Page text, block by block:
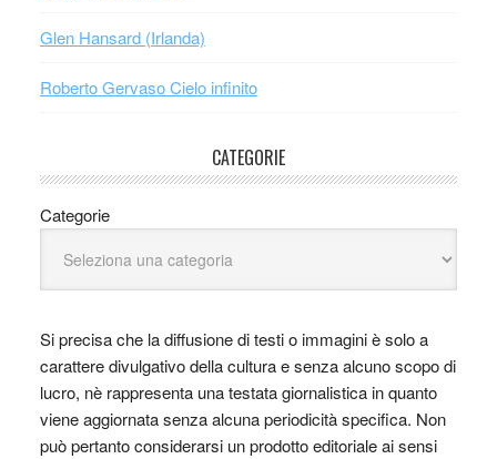
Glen Hansard (Irlanda)
Roberto Gervaso Cielo infinito
CATEGORIE
Categorie
Si precisa che la diffusione di testi o immagini è solo a
carattere divulgativo della cultura e senza alcuno scopo di
lucro, nè rappresenta una testata giornalistica in quanto
viene aggiornata senza alcuna periodicità specifica. Non
può pertanto considerarsi un prodotto editoriale ai sensi